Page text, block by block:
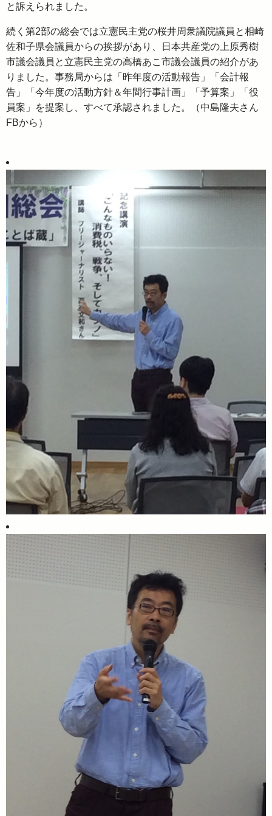
と訴えられました。
続く第2部の総会では立憲民主党の桜井周衆議院議員と相崎
佐和子県会議員からの挨拶があり、日本共産党の上原秀樹
市議会議員と立憲民主党の高橋あこ市議会議員の紹介があ
りました。事務局からは「昨年度の活動報告」「会計報
告」「今年度の活動方針＆年間行事計画」「予算案」「役
員案」を提案し、すべて承認されました。（中島隆夫さん
FBから）